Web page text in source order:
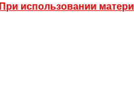
При использовании